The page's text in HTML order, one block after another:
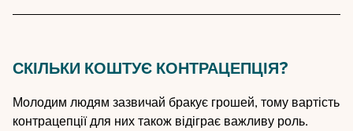
СКІЛЬКИ КОШТУЄ КОНТРАЦЕПЦІЯ?
Молодим людям зазвичай бракує грошей, тому вартість
контрацепції для них також відіграє важливу роль.